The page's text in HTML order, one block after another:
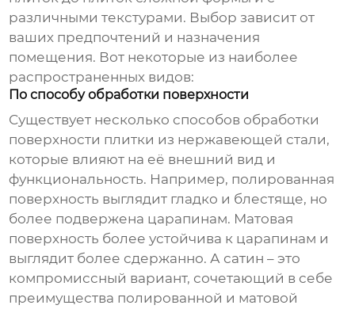
различными текстурами. Выбор зависит от
ваших предпочтений и назначения
помещения. Вот некоторые из наиболее
распространенных видов:
По способу обработки поверхности
Существует несколько способов обработки
поверхности плитки из нержавеющей стали,
которые влияют на её внешний вид и
функциональность. Например, полированная
поверхность выглядит гладко и блестяще, но
более подвержена царапинам. Матовая
поверхность более устойчива к царапинам и
выглядит более сдержанно. А сатин – это
компромиссный вариант, сочетающий в себе
преимущества полированной и матовой